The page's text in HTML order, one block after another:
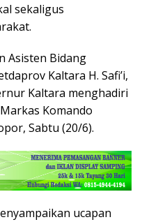
sekaligus
Asisten Bidang
Kaltara H. Safi’i,
Kaltara menghadiri
Komando
Sabtu (20/6).
ucapan